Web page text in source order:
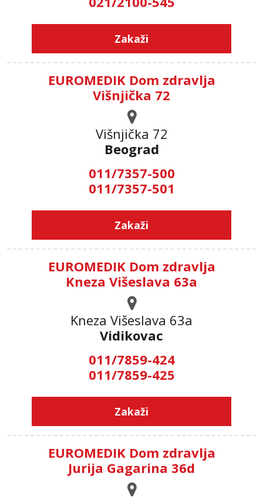
Zakaži
EUROMEDIK Dom zdravlja
Višnjička 72
Višnjička 72
Beograd
011/7357-500
011/7357-501
Zakaži
EUROMEDIK Dom zdravlja
Kneza Višeslava 63a
Kneza Višeslava 63a
Vidikovac
011/7859-424
011/7859-425
Zakaži
EUROMEDIK Dom zdravlja
Jurija Gagarina 36d